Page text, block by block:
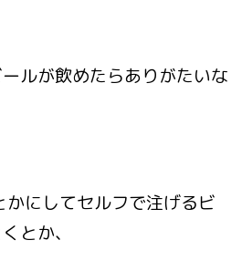
ルが飲めたらありがたいな
にしてセルフで注げるビ
とか、